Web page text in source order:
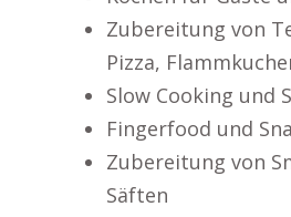
Zubereitung von
Pizza,
Slow Cooking und
Fingerfood und
Zubereitung von
Säften